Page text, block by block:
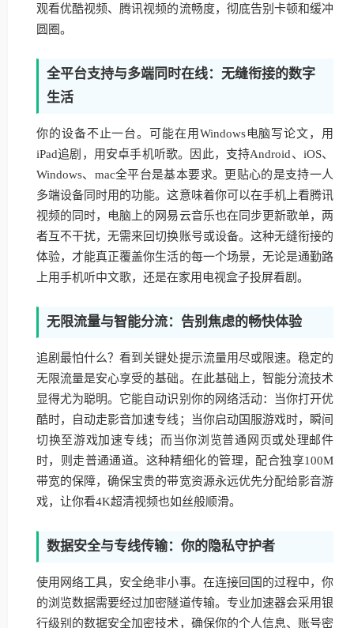
观看优酷视频、腾讯视频的流畅度，彻底告别卡顿和缓冲
圆圈。
全平台支持与多端同时在线：无缝衔接的数字
生活
你的设备不止一台。可能在用Windows电脑写论文，用
iPad追剧，用安卓手机听歌。因此，支持Android、iOS、
Windows、mac全平台是基本要求。更贴心的是支持一人
多端设备同时用的功能。这意味着你可以在手机上看腾讯
视频的同时，电脑上的网易云音乐也在同步更新歌单，两
者互不干扰，无需来回切换账号或设备。这种无缝衔接的
体验，才能真正覆盖你生活的每一个场景，无论是通勤路
上用手机听中文歌，还是在家用电视盒子投屏看剧。
无限流量与智能分流：告别焦虑的畅快体验
追剧最怕什么？看到关键处提示流量用尽或限速。稳定的
无限流量是安心享受的基础。在此基础上，智能分流技术
显得尤为聪明。它能自动识别你的网络活动：当你打开优
酷时，自动走影音加速专线；当你启动国服游戏时，瞬间
切换至游戏加速专线；而当你浏览普通网页或处理邮件
时，则走普通通道。这种精细化的管理，配合独享100M
带宽的保障，确保宝贵的带宽资源永远优先分配给影音游
戏，让你看4K超清视频也如丝般顺滑。
数据安全与专线传输：你的隐私守护者
使用网络工具，安全绝非小事。在连接回国的过程中，你
的浏览数据需要经过加密隧道传输。专业加速器会采用银
行级别的数据安全加密技术，确保你的个人信息、账号密